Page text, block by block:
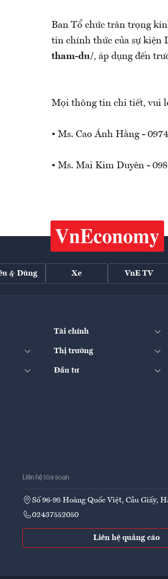
Ban Tổ chức trân trọng
tin chính thức của sự kiện
tham-du/, áp dụng đến
Mọi thông tin chi tiết, vui
• Ms. Cao Ánh Hằng -
• Ms. Mai Kim Duyên -
& Dùng Xe VnE TV
Tài chính
Thị trường
Đầu tư
Liên hệ tòa soạn
Số 96-98 Hoàng Quốc Việt, Cầu Giấy,
02437552050
Liên hệ quảng cáo